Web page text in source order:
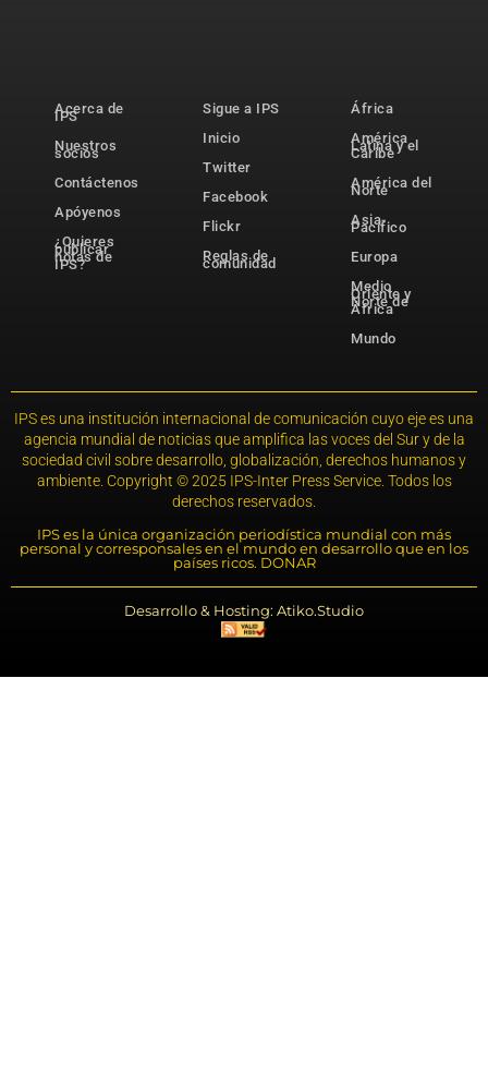
Acerca de
IPS
Nuestros
socios
Contáctenos
Apóyenos
¿Quieres
publicar
notas de
IPS?
Sigue a IPS
Inicio
Twitter
Facebook
Flickr
Reglas de
comunidad
África
América
Latina y el
Caribe
América del
Norte
Asia-
Pacífico
Europa
Medio
Oriente y
Norte de
África
Mundo
IPS es una institución internacional de comunicación cuyo eje es una
agencia mundial de noticias que amplifica las voces del Sur y de la
sociedad civil sobre desarrollo, globalización, derechos humanos y
ambiente. Copyright © 2025 IPS-Inter Press Service. Todos los
derechos reservados.
IPS es la única organización periodística mundial con más
personal y corresponsales en el mundo en desarrollo que en los
países ricos. DONAR
Desarrollo & Hosting: Atiko.Studio